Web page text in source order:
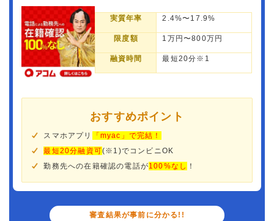
実質年率 2.4%〜17.9%
限度額 1万円〜800万円
融資時間 最短20分※1
おすすめポイント
スマホアプリ
「myac」で完結！
最短20分融資可(※1)でコンビニOK
勤務先への在籍確認の電話が100%なし ！
審査結果が事前に分かる!!